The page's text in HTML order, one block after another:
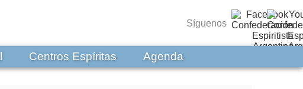
Síguenos
Centros Espíritas Agenda